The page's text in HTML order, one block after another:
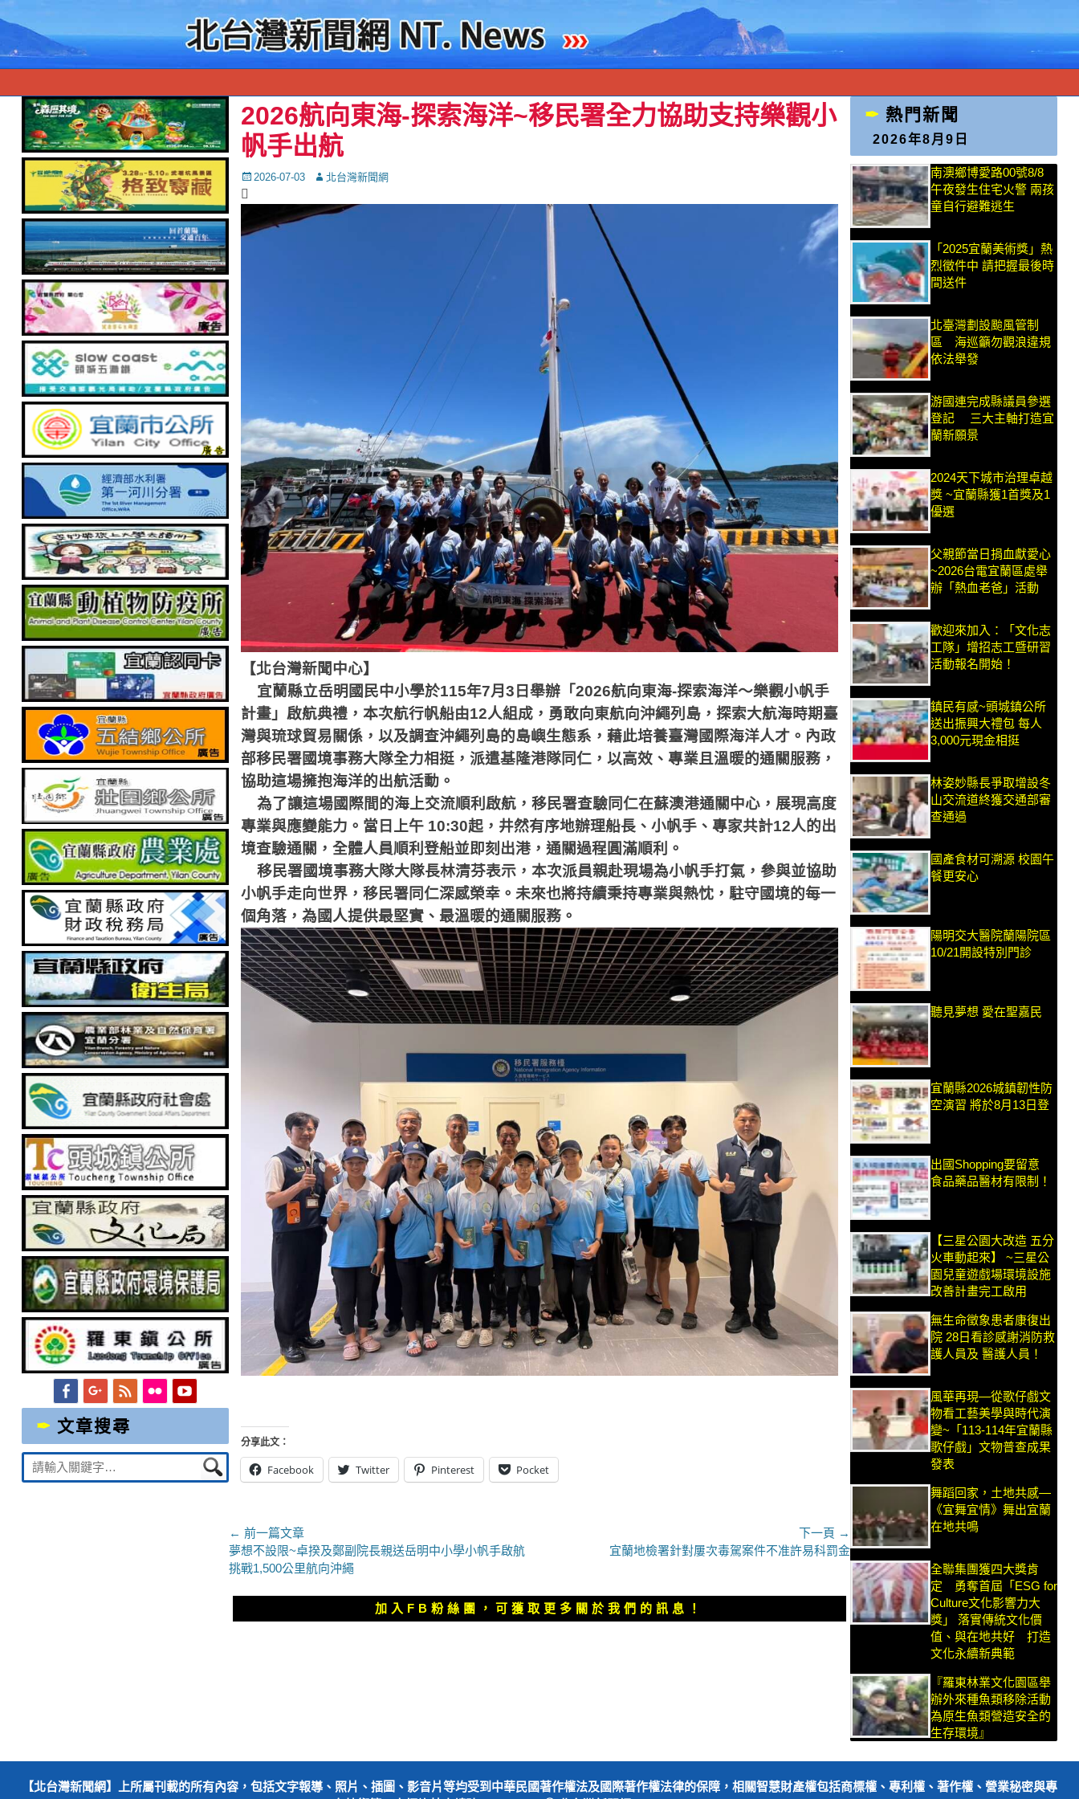
2026航向東海-探索海洋~移民署全力協助支持樂觀小
帆手出航
Posted
on
2026-07-03 Autor北台灣新聞網

【北台灣新聞中心】
宜蘭縣立岳明國民中小學於115年7月3日舉辦「2026航向東海-探索海洋～樂觀小帆手
計畫」啟航典禮，本次航行帆船由12人組成，勇敢向東航向沖繩列島，探索大航海時期臺
灣與琉球貿易關係，以及調查沖繩列島的島嶼生態系，藉此培養臺灣國際海洋人才。內政
部移民署國境事務大隊全力相挺，派遣基隆港隊同仁，以高效、專業且溫暖的通關服務，
協助這場擁抱海洋的出航活動。
為了讓這場國際間的海上交流順利啟航，移民署查驗同仁在蘇澳港通關中心，展現高度
專業與應變能力。當日上午 10:30起，井然有序地辦理船長、小帆手、專家共計12人的出
境查驗通關，全體人員順利登船並即刻出港，通關過程圓滿順利。
移民署國境事務大隊大隊長林清芬表示，本次派員親赴現場為小帆手打氣，參與並協助
小帆手走向世界，移民署同仁深感榮幸。未來也將持續秉持專業與熱忱，駐守國境的每一
個角落，為國人提供最堅實、最溫暖的通關服務。
分享此文：
Facebook Twitter Pinterest Pocket
文
章
導
覽
← 前一篇文章
上
一
章：
夢想不設限~卓揆及鄭副院長親送岳明中小學小帆手啟航
挑戰1,500公里航向沖繩
下一頁 →
文
章：
宜蘭地檢署針對屢次毒駕案件不准許易科罰金
加入FB粉絲團，可獲取更多關於我們的訊息！
熱門新聞
2026年8月9日
南澳鄉博愛路00號8/8
午夜發生住宅火警 兩孩
童自行避難逃生
「2025宜蘭美術獎」熱
烈徵件中 請把握最後時
間送件
北臺灣劃設颱風管制
區 海巡籲勿觀浪違規
依法舉發
游國連完成縣議員參選
登記 三大主軸打造宜
蘭新願景
2024天下城市治理卓越
獎 ~宜蘭縣獲1首獎及1
優選
父親節當日捐血獻愛心
~2026台電宜蘭區處舉
辦「熱血老爸」活動
歡迎來加入：「文化志
工隊」增招志工暨研習
活動報名開始！
鎮民有感~頭城鎮公所
送出振興大禮包 每人
3,000元現金相挺
林姿妙縣長爭取增設冬
山交流道終獲交通部審
查通過
國產食材可溯源 校園午
餐更安心
陽明交大醫院蘭陽院區
10/21開設特別門診
聽見夢想 愛在聖嘉民
宜蘭縣2026城鎮韌性防
空演習 將於8月13日登
出國Shopping要留意
食品藥品醫材有限制！
【三星公園大改造 五分
火車動起來】 ~三星公
園兒童遊戲場環境設施
改善計畫完工啟用
無生命徵象患者康復出
院 28日看診感謝消防救
護人員及 醫護人員！
風華再現—從歌仔戲文
物看工藝美學與時代演
變~「113-114年宜蘭縣
歌仔戲」文物普查成果
發表
舞蹈回家，土地共感—
《宜舞宜情》舞出宜蘭
在地共鳴
全聯集團獲四大獎肯
定 勇奪首屆「ESG for
Culture文化影響力大
獎」 落實傳統文化價
值、與在地共好 打造
文化永續新典範
『羅東林業文化園區舉
辦外來種魚類移除活動
為原生魚類營造安全的
生存環境』
FacebookGoogleplus
FeedFlickrYouTube
文章搜尋
Suche
nach:
【北台灣新聞網】上所屬刊載的所有內容，包括文字報導、照片、插圖、影音片等均受到中華民國著作權法及國際著作權法律的保障，相關智慧財產權包括商標權、專利權、著作權、營業秘密與專